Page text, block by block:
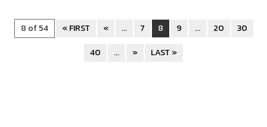
8 of 54 « FIRST « ... 7 8 9 ... 20
30
40
... » LAST »